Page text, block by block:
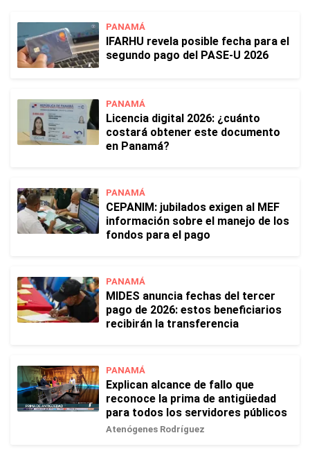
PANAMÁ
IFARHU revela posible fecha para el
segundo pago del PASE-U 2026
PANAMÁ
Licencia digital 2026: ¿cuánto
costará obtener este documento
en Panamá?
PANAMÁ
CEPANIM: jubilados exigen al MEF
información sobre el manejo de los
fondos para el pago
PANAMÁ
MIDES anuncia fechas del tercer
pago de 2026: estos beneficiarios
recibirán la transferencia
PANAMÁ
Explican alcance de fallo que
reconoce la prima de antigüedad
para todos los servidores públicos
Atenógenes Rodríguez